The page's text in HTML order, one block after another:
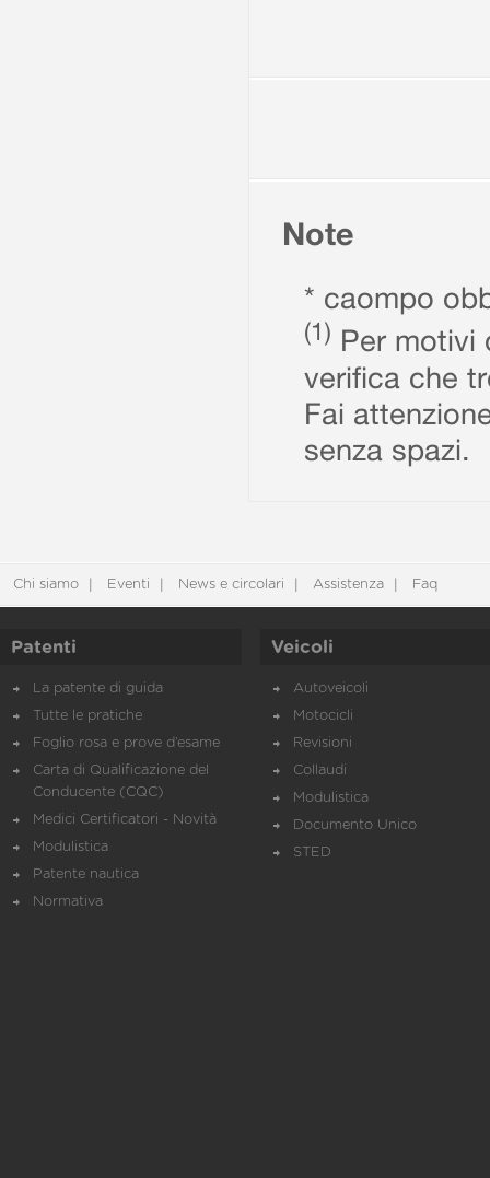
Note
* caompo
(1) Per motivi
verifica che
Fai
senza spazi.
Chi siamo Eventi News e circolari Assistenza Faq
Patenti
La patente di guida
Tutte le pratiche
Foglio rosa e prove d’esame
Carta di Qualificazione del
Conducente (CQC)
Medici Certificatori - Novità
Modulistica
Patente nautica
Normativa
Veicoli
Autoveicoli
Motocicli
Revisioni
Collaudi
Modulistica
Documento Unico
STED